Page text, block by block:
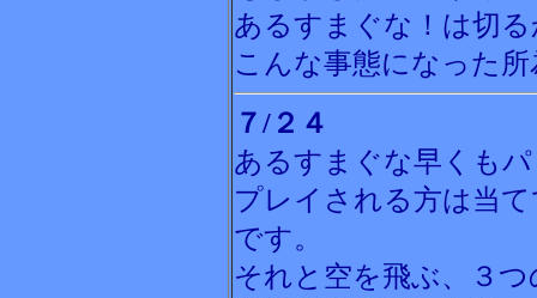
あるすまぐな！は切
こんな事態になった
７/２４
あるすまぐな早くも
プレイされる方は当
です。
それと空を飛ぶ、３